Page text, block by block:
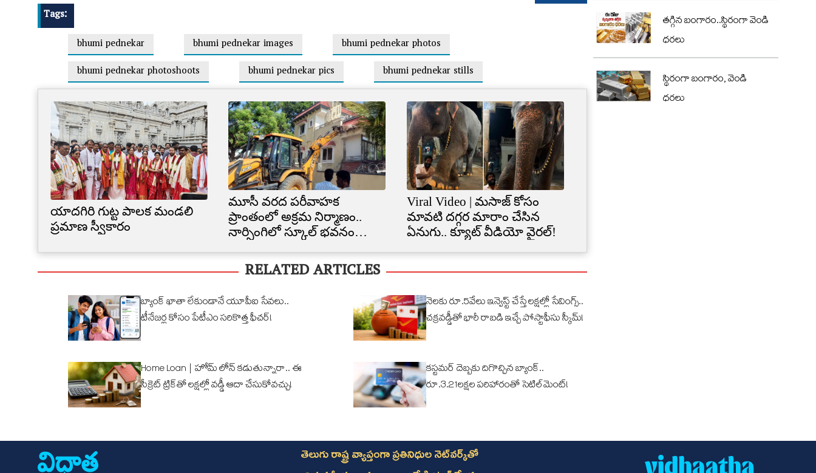
Tags:
bhumi pednekar
bhumi pednekar images
bhumi pednekar photos
bhumi pednekar photoshoots
bhumi pednekar pics bhumi pednekar stills
యాదగిరి గుట్ట పాలక మండలి
ప్రమాణ స్వీకారం
మూసీ వరద పరీవాహక
ప్రాంతంలో అక్రమ నిర్మాణం..
నార్సింగిలో స్కూల్‌ భవనం
Viral Video | మసాజ్ కోసం
మావటి దగ్గర మారాం చేసిన
ఏనుగు.. క్యూట్ వీడియో వైరల్!
RELATED ARTICLES
బ్యాంక్ ఖాతా లేకుండానే యూపీఐ సేవలు..
టీనేజర్ల కోసం పేటీఎం సరికొత్త ఫీచర్!
నెలకు రూ.5వేలు ఇన్వెస్ట్ చేస్తే లక్షల్లో సేవింగ్స్..
చక్రవడ్డీతో భారీ రాబడి ఇచ్చే పోస్టాఫీసు స్కీమ్!
Home Loan | హోమ్ లోన్ కడుతున్నారా.. ఈ
సీక్రెట్ ట్రిక్‌తో లక్షల్లో వడ్డీ ఆదా చేసుకోవచ్చు!
కస్టమర్ దెబ్బకు దిగొచ్చిన బ్యాంక్..
రూ.3.21లక్షల పరిహారంతో సెటిల్‌మెంట్!
తగ్గిన బంగారం..స్థిరంగా వెండి
ధరలు
స్థిరంగా బంగారం, వెండి
ధరలు
తెలుగు రాష్ట్ర వ్యాప్తంగా ప్రతినిధుల నెట్‌వర్క్‌తో